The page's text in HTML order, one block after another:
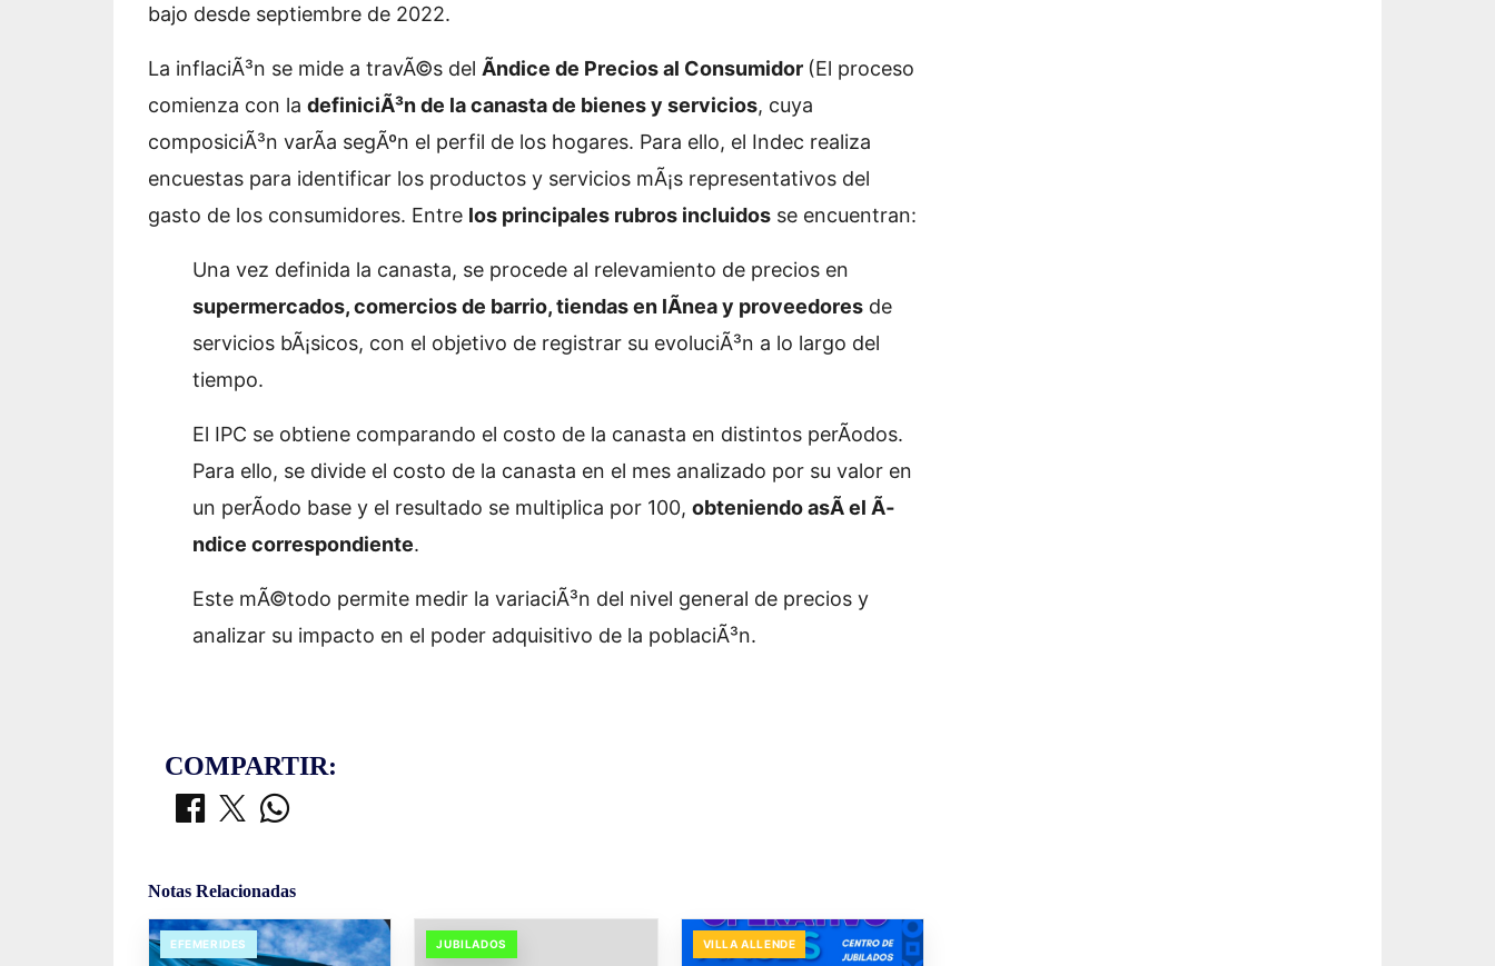
bajo desde septiembre de 2022.
La inflaciÃ³n se mide a travÃ©s del Ãndice de Precios al Consumidor (El proceso
comienza con la definiciÃ³n de la canasta de bienes y servicios, cuya
composiciÃ³n varÃ­a segÃºn el perfil de los hogares. Para ello, el Indec realiza
encuestas para identificar los productos y servicios mÃ¡s representativos del
gasto de los consumidores. Entre los principales rubros incluidos se encuentran:
Una vez definida la canasta, se procede al relevamiento de precios en
supermercados, comercios de barrio, tiendas en lÃ­nea y proveedores de
servicios bÃ¡sicos, con el objetivo de registrar su evoluciÃ³n a lo largo del
tiempo.
El IPC se obtiene comparando el costo de la canasta en distintos perÃ­odos.
Para ello, se divide el costo de la canasta en el mes analizado por su valor en
un perÃ­odo base y el resultado se multiplica por 100, obteniendo asÃ­ el Ã­
ndice correspondiente.
Este mÃ©todo permite medir la variaciÃ³n del nivel general de precios y
analizar su impacto en el poder adquisitivo de la poblaciÃ³n.
COMPARTIR:
Notas Relacionadas
EFEMERIDES JUBILADOS VILLA ALLENDE